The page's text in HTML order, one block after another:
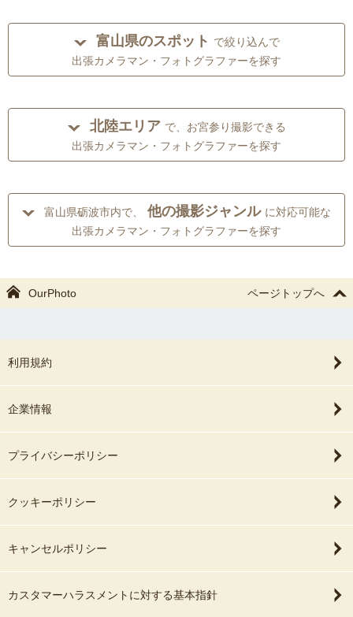
富山県のスポット で絞り込んで
出張カメラマン・フォトグラファーを探す
北陸エリア で、お宮参り撮影できる
出張カメラマン・フォトグラファーを探す
富山県砺波市内で、 他の撮影ジャンル に対応可能な
出張カメラマン・フォトグラファーを探す
OurPhoto ページトップへ
利用規約
企業情報
プライバシーポリシー
クッキーポリシー
キャンセルポリシー
カスタマーハラスメントに対する基本指針